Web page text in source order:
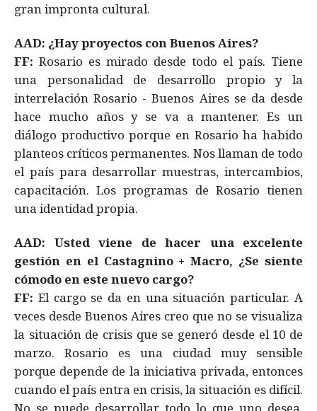
gran impronta cultural.
AAD: ¿Hay proyectos con Buenos Aires?
FF: Rosario es mirado desde todo el país. Tiene
una personalidad de desarrollo propio y la
interrelación Rosario - Buenos Aires se da desde
hace mucho años y se va a mantener. Es un
diálogo productivo porque en Rosario ha habido
planteos críticos permanentes. Nos llaman de todo
el país para desarrollar muestras, intercambios,
capacitación. Los programas de Rosario tienen
una identidad propia.
AAD: Usted viene de hacer una excelente
gestión en el Castagnino + Macro, ¿Se siente
cómodo en este nuevo cargo?
FF: El cargo se da en una situación particular. A
veces desde Buenos Aires creo que no se visualiza
la situación de crisis que se generó desde el 10 de
marzo. Rosario es una ciudad muy sensible
porque depende de la iniciativa privada, entonces
cuando el país entra en crisis, la situación es difícil.